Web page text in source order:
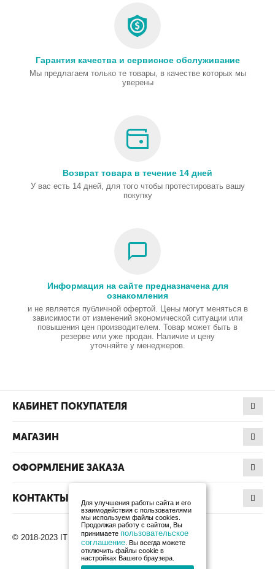
Гарантия качества и сервисное обслуживание
Мы предлагаем только те товары, в качестве которых мы
уверены
Возврат товара в течение 14 дней
У вас есть 14 дней, для того чтобы протестировать вашу
покупку
Информация на сайте предназначена для
ознакомления
и не является публичной офертой. Цены могут меняться в
зависимости от изменений экономической ситуации или
повышения цен производителем. Товар может быть в
резерве или уже продан. Наличие и цену
уточняйте у менеджеров.
КАБИНЕТ ПОКУПАТЕЛЯ
МАГАЗИН
ОФОРМЛЕНИЕ ЗАКАЗА
КОНТАКТЫ
© 2018-2023 IT Products. Все права защищены.
Для улучшения работы сайта и его
взаимодействия с пользователями
мы используем файлы cookies.
Продолжая работу с сайтом, Вы
принимаете пользовательское
соглашение . Вы всегда можете
отключить файлы cookie в
настройках Вашего браузера.